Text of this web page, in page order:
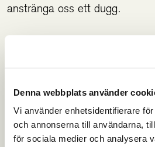
Denna webbplats använder
Vi använder enhetsidentifierare
och annonserna till användarna,
för sociala medier och analysera
anstränga oss ett dugg.
Man kan återigen konstatera
Fultz NE. et al. Coupled
hemodynamic, and
human sleep. Science 01